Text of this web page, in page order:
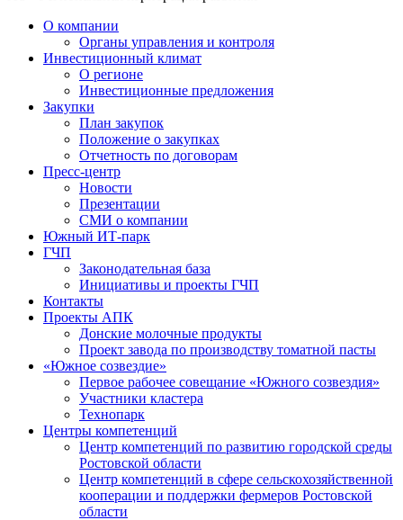
О компании
Органы управления и контроля
Инвестиционный климат
О регионе
Инвестиционные предложения
Закупки
План закупок
Положение о закупках
Отчетность по договорам
Пресс-центр
Новости
Презентации
СМИ о компании
Южный ИТ-парк
ГЧП
Законодательная база
Инициативы и проекты ГЧП
Контакты
Проекты АПК
Донские молочные продукты
Проект завода по производству томатной пасты
«Южное созвездие»
Первое рабочее совещание «Южного созвездия»
Участники кластера
Технопарк
Центры компетенций
Центр компетенций по развитию городской среды
Ростовской области
Центр компетенций в сфере сельскохозяйственной
кооперации и поддержки фермеров Ростовской
области